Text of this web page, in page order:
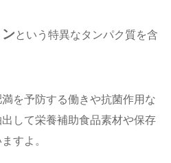
という特異なタンパク質を含
を予防する働きや抗菌作用な
して栄養補助食品素材や保存
すよ。